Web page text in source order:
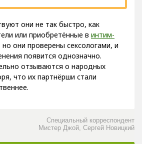
они не так быстро, как
или приобретённые в интим-
но они проверены сексологами, и
появится однозначно.
отзываются о народных
что их партнёрши стали
Специальный корреспондент
Мистер Джой, Сергей Новицкий